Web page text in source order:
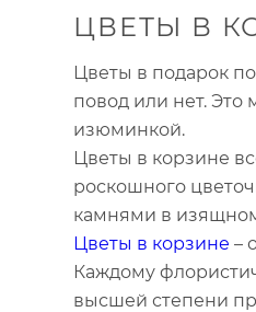
ЦВЕТЫ В
Цветы в подарок
повод или нет.
изюминкой.
Цветы в корзине
роскошного
камнями в
Цветы в корзине –
Каждому
высшей степени